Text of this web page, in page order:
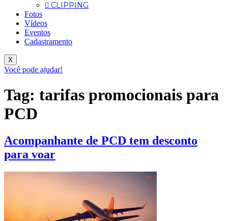
CLIPPING
Fotos
Vídeos
Eventos
Cadastramento
X
Você pode ajudar!
Tag: tarifas promocionais para
PCD
Acompanhante de PCD tem desconto
para voar